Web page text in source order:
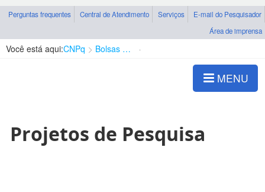
Perguntas frequentes Central de Atendimento Serviços
E-mail do Pesquisador
Área de imprensa
Você está aqui:CNPq Bolsas e Auxílios Vigentes
MENU
Projetos de Pesquisa